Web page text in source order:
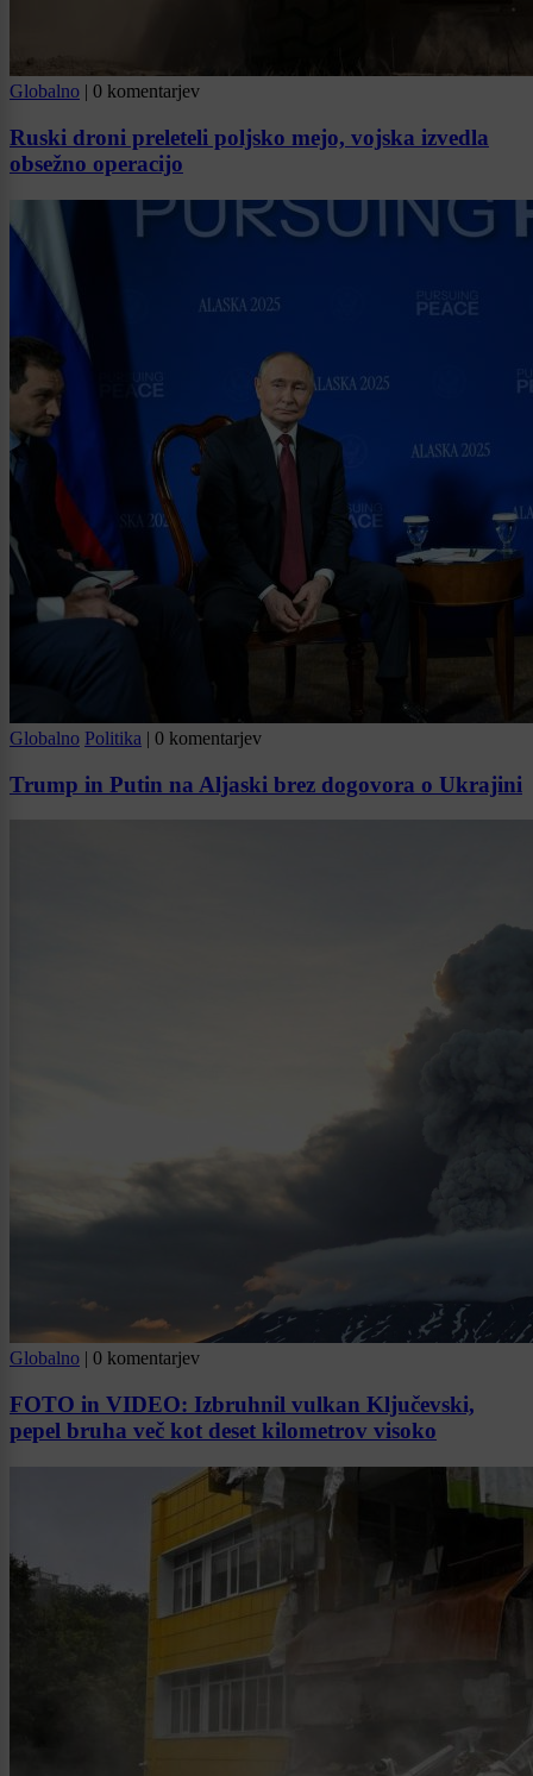
Globalno | 0 komentarjev
Ruski droni preleteli poljsko mejo, vojska izvedla
obsežno operacijo
Globalno Politika | 0 komentarjev
Trump in Putin na Aljaski brez dogovora o Ukrajini
Globalno | 0 komentarjev
FOTO in VIDEO: Izbruhnil vulkan Ključevski,
pepel bruha več kot deset kilometrov visoko